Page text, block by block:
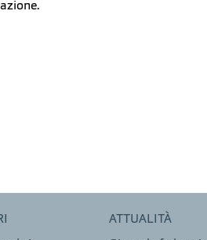
ATTUALITÀ